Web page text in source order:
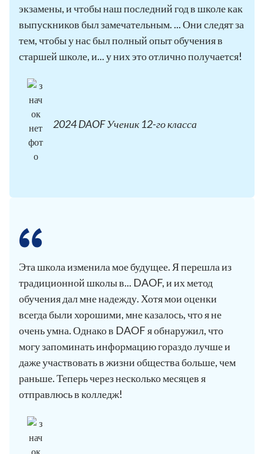
экзамены, и чтобы наш последний год в школе как
выпускников был замечательным. ... Они следят за
тем, чтобы у нас был полный опыт обучения в
старшей школе, и... у них это отлично получается!
2024 DAOF Ученик 12-го класса
Эта школа изменила мое будущее. Я перешла из
традиционной школы в... DAOF, и их метод
обучения дал мне надежду. Хотя мои оценки
всегда были хорошими, мне казалось, что я не
очень умна. Однако в DAOF я обнаружил, что
могу запоминать информацию гораздо лучше и
даже участвовать в жизни общества больше, чем
раньше. Теперь через несколько месяцев я
отправлюсь в колледж!